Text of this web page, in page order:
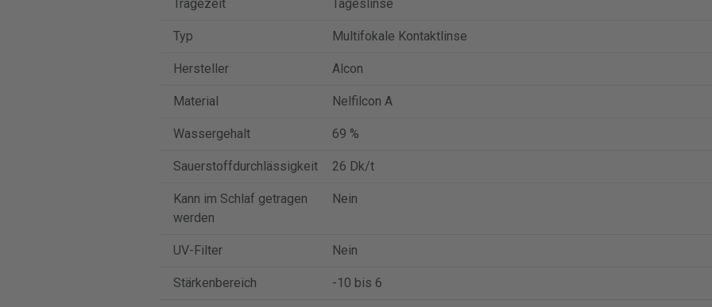
Tragezeit Tageslinse
Typ Multifokale Kontaktlinse
Hersteller Alcon
Material Nelfilcon A
Wassergehalt 69 %
Sauerstoffdurchlässigkeit 26 Dk/t
Kann im Schlaf getragen
werden
Nein
UV-Filter Nein
Stärkenbereich -10 bis 6